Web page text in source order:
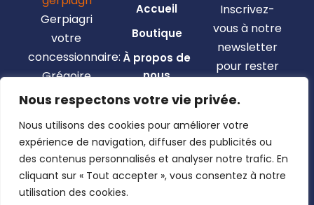
Nous respectons votre vie privée.
Nous utilisons des cookies pour améliorer votre
expérience de navigation, diffuser des publicités ou
des contenus personnalisés et analyser notre trafic. En
cliquant sur « Tout accepter », vous consentez à notre
utilisation des cookies.
Gerpiagri
votre
concessionnaire:
Grégoire
Besson,
Claas,
Josking,
Wacker
Neuson,
Clemens, …
Accueil
Boutique
À propos de
nous
Nous
Mon compte
Pages légales
Mentions
Inscrivez-
vous à notre
newsletter
pour rester
toutes les
nouveautés.